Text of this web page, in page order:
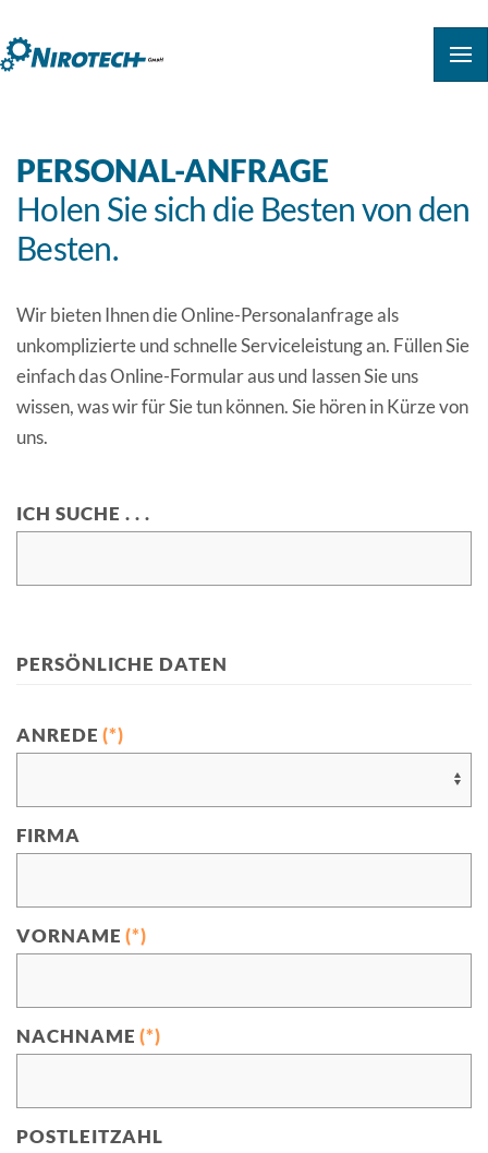
PERSONAL-ANFRAGE
Holen Sie sich die Besten von den
Besten.
Wir bieten Ihnen die Online-Personalanfrage als
unkomplizierte und schnelle Serviceleistung an. Füllen Sie
einfach das Online-Formular aus und lassen Sie uns
wissen, was wir für Sie tun können. Sie hören in Kürze von
uns.
ICH SUCHE . . .
PERSÖNLICHE DATEN
ANREDE (*)
FIRMA
VORNAME (*)
NACHNAME (*)
POSTLEITZAHL